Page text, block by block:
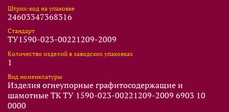
Штрих-код на упаковке
24603347368316
Стандарт
ТУ1590-023-00221209-2009
Количество изделий в заводских упаковках
1
Вид номенклатуры
Изделия огнеупорные графитосодержащие и
шамотные ТК ТУ 1590-023-00221209-2009 6903 10
0000